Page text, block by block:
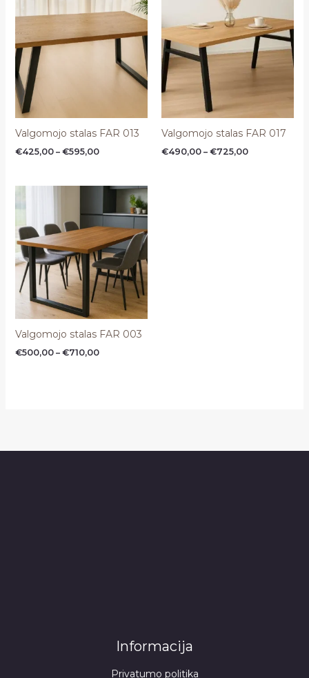
Valgomojo stalas FAR 013
€425,00 – €595,00
€425,00
€595,00
Valgomojo stalas FAR 017
€490,00 – €725,00
through
€725,00
Valgomojo stalas FAR 003
€500,00 – €710,00
Price
€500,00
through
€710,00
Informacija
Privatumo politika